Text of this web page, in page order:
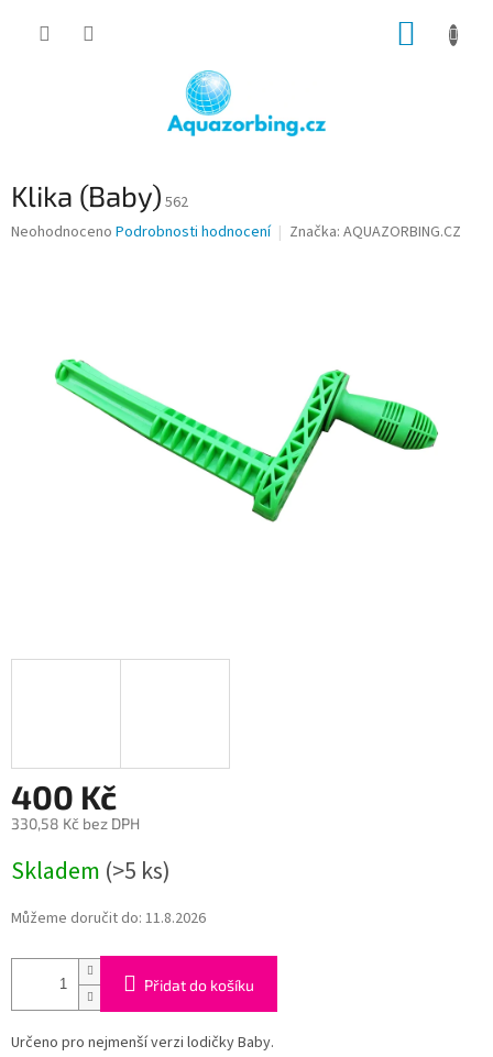
Klika (Baby) 562
Průměrné
hvězdiček.
Neohodnoceno Podrobnosti hodnocení Značka: AQUAZORBING.CZ
400 Kč
330,58 Kč bez DPH
cena:
Skladem (>5 ks)
Můžeme doručit do: 11.8.2026
Přidat do košíku
Určeno pro nejmenší verzi lodičky Baby.